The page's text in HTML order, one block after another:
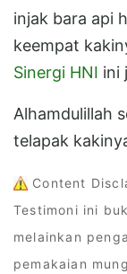
injak bara api
keempat
Sinergi HNI ini
Alhamdulillah
telapak
Content
Testimoni ini
melainkan
pemakaian